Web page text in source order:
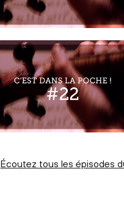
Écoutez tous les épisodes